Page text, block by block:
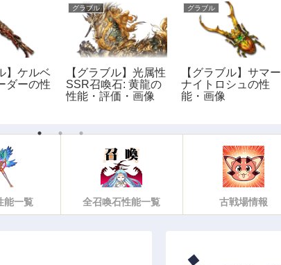
】ケルベ
ダーの性
グラブル
【グラブル】光属性
SSR召喚石: 黄龍の
性能・評価・画像
グラブル
【グラブル】サマー
ナイトロシュの性
能・画像
能一覧 全召喚石性能一覧 古戦場情報